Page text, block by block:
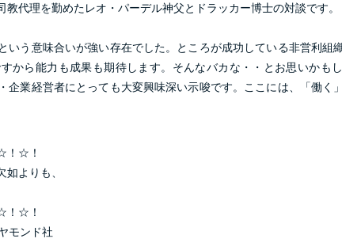
代理を勤めたレオ・パーデル神父とドラッカー博士の対談です。
いう意味合いが強い存在でした。ところが成功している非営利組
から能力も成果も期待します。そんなバカな・・とお思いかも
企業経営者にとっても大変興味深い示唆です。ここには、「働く
☆！
よりも、
☆！
モンド社